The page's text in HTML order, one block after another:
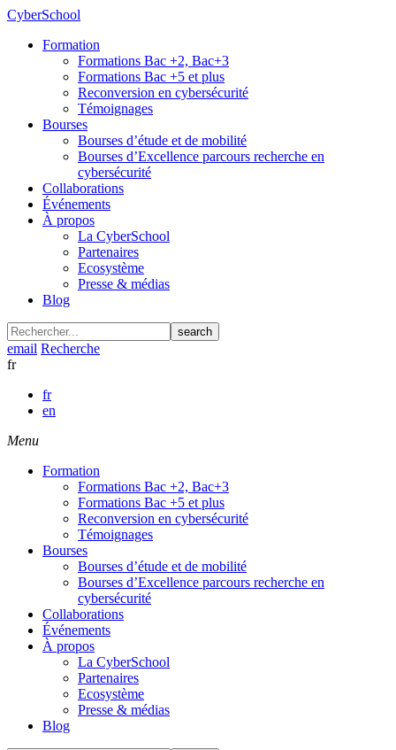
CyberSchool
Formation
Formations Bac +2, Bac+3
Formations Bac +5 et plus
Reconversion en cybersécurité
Témoignages
Bourses
Bourses d’étude et de mobilité
Bourses d’Excellence parcours recherche en
cybersécurité
Collaborations
Événements
À propos
La CyberSchool
Partenaires
Ecosystème
Presse & médias
Blog
search
email Recherche
fr
fr
en
Menu
Formation
Formations Bac +2, Bac+3
Formations Bac +5 et plus
Reconversion en cybersécurité
Témoignages
Bourses
Bourses d’étude et de mobilité
Bourses d’Excellence parcours recherche en
cybersécurité
Collaborations
Événements
À propos
La CyberSchool
Partenaires
Ecosystème
Presse & médias
Blog